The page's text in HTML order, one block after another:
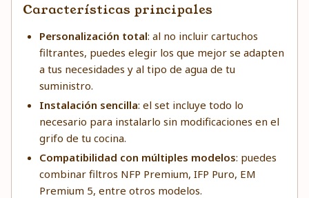
Características principales
Personalización total: al no incluir cartuchos
filtrantes, puedes elegir los que mejor se adapten
a tus necesidades y al tipo de agua de tu
suministro.
Instalación sencilla: el set incluye todo lo
necesario para instalarlo sin modificaciones en el
grifo de tu cocina.
Compatibilidad con múltiples modelos: puedes
combinar filtros NFP Premium, IFP Puro, EM
Premium 5, entre otros modelos.